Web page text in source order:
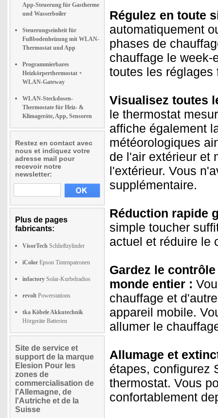
App-Steuerung für Gastherme
und Wasserboiler
Steuerungseinheit für
Fußbodenheizung mit WLAN-
Thermostat und App
Programmierbares
Heizkörperthermostat +
WLAN-Gateway
WLAN-Steckdosen-
Thermostate für Heiz- &
Klimageräte, App, Sensoren
Restez en contact avec
nous et indiquez votre
adresse mail pour
recevoir notre
newsletter:
Plus de pages
fabricants:
VisorTech Schließzylinder
iColor Epson Tintenpatronen
infactory Solar-Kurbelradios
revolt Powerstations
tka Köbele Akkutechnik
Hörgeräte Batterien
Site de service et
support de la marque
Elesion Pour les
zones de
commercialisation de
l'Allemagne, de
l'Autriche et de la
Suisse
Régulez en toute
automatiquement
phases de
chauffage le
toutes les réglages
Visualisez toutes
le thermostat
affiche également
météorologiques
de l'air extérieur et
l'extérieur. Vous
supplémentaire.
Réduction rapide
simple toucher
actuel et réduire le
Gardez le
monde entier :
chauffage et
appareil mobile.
allumer le
Allumage et
étapes, configurez
thermostat. Vous
confortablement